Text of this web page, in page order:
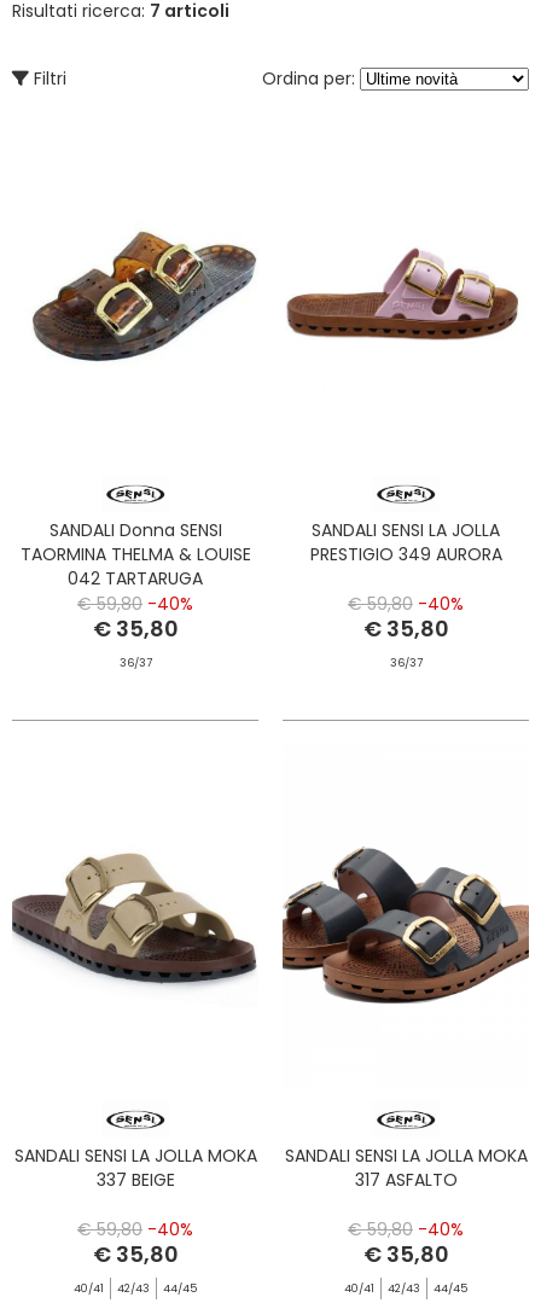
Risultati ricerca: 7 articoli
Filtri Ordina per:
SANDALI Donna SENSI
TAORMINA THELMA & LOUISE
042 TARTARUGA
€ 59,80 -40%
€ 35,80
36/37
SANDALI SENSI LA JOLLA
PRESTIGIO 349 AURORA
€ 59,80 -40%
€ 35,80
36/37
SANDALI SENSI LA JOLLA MOKA
337 BEIGE
€ 59,80 -40%
€ 35,80
40/41 42/43 44/45
SANDALI SENSI LA JOLLA MOKA
317 ASFALTO
€ 59,80 -40%
€ 35,80
40/41 42/43 44/45